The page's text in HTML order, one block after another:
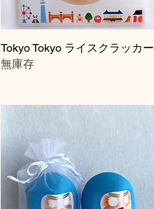
快速瀏覽
Tokyo Tokyo ライスクラッカー
無庫存